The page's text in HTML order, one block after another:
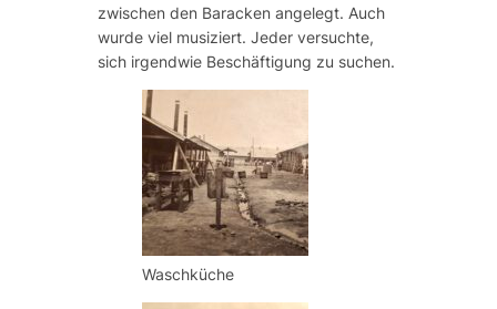
zwischen den Baracken angelegt. Auch
wurde viel musiziert. Jeder versuchte,
sich irgendwie Beschäftigung zu suchen.
Waschküche